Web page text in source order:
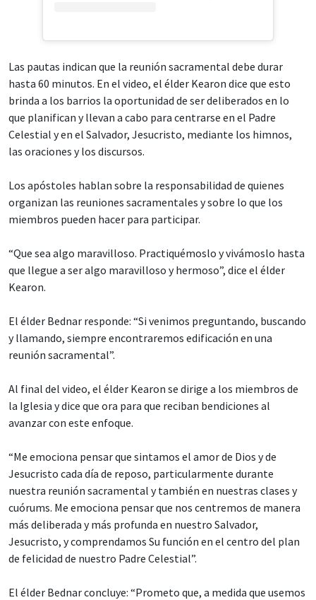
Las pautas indican que la reunión sacramental debe durar
hasta 60 minutos. En el video, el élder Kearon dice que esto
brinda a los barrios la oportunidad de ser deliberados en lo
que planifican y llevan a cabo para centrarse en el Padre
Celestial y en el Salvador, Jesucristo, mediante los himnos,
las oraciones y los discursos.
Los apóstoles hablan sobre la responsabilidad de quienes
organizan las reuniones sacramentales y sobre lo que los
miembros pueden hacer para participar.
“Que sea algo maravilloso. Practiquémoslo y vivámoslo hasta
que llegue a ser algo maravilloso y hermoso”, dice el élder
Kearon.
El élder Bednar responde: “Si venimos preguntando, buscando
y llamando, siempre encontraremos edificación en una
reunión sacramental”.
Al final del video, el élder Kearon se dirige a los miembros de
la Iglesia y dice que ora para que reciban bendiciones al
avanzar con este enfoque.
“Me emociona pensar que sintamos el amor de Dios y de
Jesucristo cada día de reposo, particularmente durante
nuestra reunión sacramental y también en nuestras clases y
cuórums. Me emociona pensar que nos centremos de manera
más deliberada y más profunda en nuestro Salvador,
Jesucristo, y comprendamos Su función en el centro del plan
de felicidad de nuestro Padre Celestial”.
El élder Bednar concluye: “Prometo que, a medida que usemos